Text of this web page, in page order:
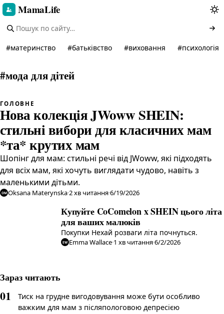
MamaLife
#материнство #батьківство #виховання #психологія
#мода для дітей
ГОЛОВНЕ
Нова колекція JWoww SHEIN:
стильні вибори для класичних мам
*та* крутих мам
Шопінг для мам: стильні речі від JWoww, які підходять
для всіх мам, які хочуть виглядати чудово, навіть з
маленькими дітьми.
OM Oksana Materynska·2хв читання·6/19/2026
Купуйте CoComelon x SHEIN цього літа
для ваших малюків
Покупки Нехай розваги літа почнуться.
EW Emma Wallace·1 хв читання·6/2/2026
Зараз читають
01
Тиск на грудне вигодовування може бути особливо
важким для мам з післяпологовою депресією